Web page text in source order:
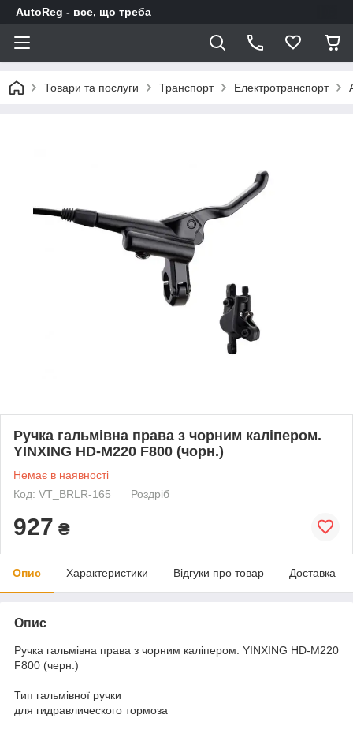
AutoReg - все, що треба
Товари та послуги Транспорт Електротранспорт
Ручка гальмівна права з чорним каліпером.
YINXING HD-M220 F800 (чорн.)
Немає в наявності
Код: VT_BRLR-165
Роздріб
927 ₴
Опис Характеристики Відгуки про товар Доставка
Опис
Ручка гальмівна права з чорним каліпером. YINXING HD-M220
F800 (черн.)
Тип гальмівної ручки
для гидравлического тормоза